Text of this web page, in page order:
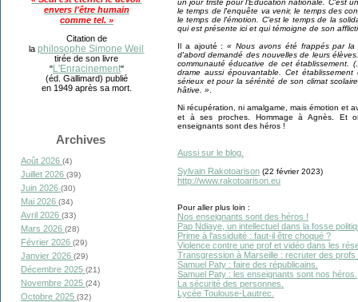
envers l'être humain
comme tel. »
Citation de
laphilosophe Simone Weil
tirée de son livre
"L'Enracinement"
(éd. Gallimard) publié
en 1949 après sa mort.
Archives
Août 2026 (4)
Juillet 2026 (39)
Juin 2026 (30)
Mai 2026 (34)
Avril 2026 (33)
Mars 2026 (28)
Février 2026 (29)
Janvier 2026 (29)
Décembre 2025 (21)
Novembre 2025 (24)
Octobre 2025 (32)
un jour triste pour l'Éducation nationale. C'est
le temps de l'enquête va venir, le temps des
le temps de l'émotion. C'est le temps de la
qui est présente ici et qui témoigne de son
Il a ajouté :« Nous avons été frappés par la
d'abord demandé des nouvelles de leurs
communauté éducative de cet
drame aussi épouvantable. Cet
sérieux et pour la sérénité de son climat
hâtive. »
Ni récupération, ni amalgame, mais émotion et
et à ses proches. Hommage à Agnès.
enseignants sont des héros !
Aussi sur le blog.
Sylvain Rakotoarison (22 février 2023)
http://www.rakotoarison.eu
Pour aller plus loin :
Nos enseignants sont des héros !
Pap Ndiaye, un intellectuel dans la fosse
Prime à l'assiduité : faut-il être choqué ?
Violence contre une prof et vidéo dans les
Transgression à Marseille : recruter des profs
Samuel Paty : faire des républicains.
Samuel Paty : les enseignants sont nos héros.
La sécurité des personnes.
Lycée Toulouse-Lautrec.